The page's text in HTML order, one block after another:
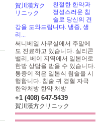
친절한 한약과
정성스러운 침
술로 당신의 건
강을 도와드립니다. 냉증, 생
리...
써니베일 사무실에서 주말에
도 진료하고 있습니다. 실리콘
밸리, 베이 지역에서 일본어로
한방 상담을 받을 수 있습니다.
통증이 적은 일본식 침술을 시
행합니다. 침술 귀 경혈 자극
한약처방 한약 처방
+1 (408) 647-5439
賀川漢方クリニック